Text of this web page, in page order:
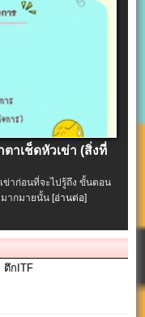
ตาเช็ดหัวเข่า (สิ่งที่
ข่าก่อนที่จะไปรู้ถึง ขั้นตอน
มากมายนั้น [อ่านต่อ]
ตึกITF